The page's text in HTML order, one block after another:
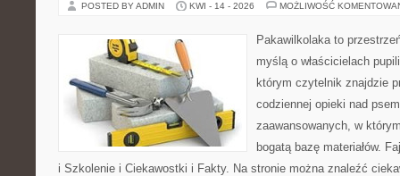
POSTED BY ADMIN KWI - 14 - 2026 MOŻLIWOŚĆ
Pakawilkolaka to
myślą o właścicielach
którym czytelnik znajdzie
codziennej opieki nad
zaawansowanych, w
bogatą bazę materiałów.
i Szkolenie i Ciekawostki i Fakty. Na stronie można znaleźć